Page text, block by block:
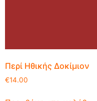
Περί Ηθικής Δοκίμιον
€14.00